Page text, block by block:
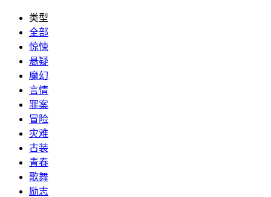
类型
全部
惊悚
悬疑
魔幻
言情
罪案
冒险
灾难
古装
青春
歌舞
励志